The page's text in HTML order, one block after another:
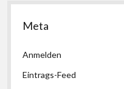
Meta
Anmelden
Eintrags-Feed